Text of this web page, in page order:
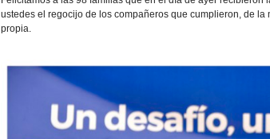
ustedes el regocijo de los compañeros que cumplieron, de
propia.